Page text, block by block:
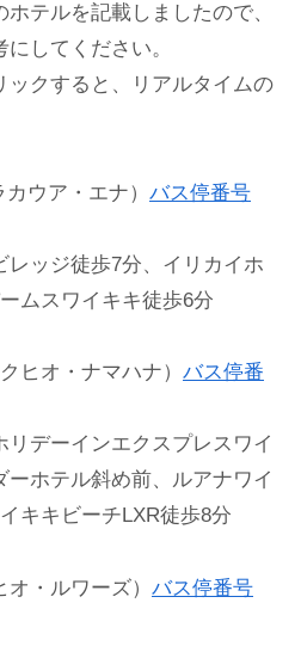
テルを記載しましたので、
してください。
ックすると、リアルタイムの
ウア・エナ） バス停番号
ッジ徒歩7分、イリカイホ
ムスワイキキ徒歩6分
ヒオ・ナマハナ） バス停番
デーインエクスプレスワイ
ホテル斜め前、ルアナワイ
キキビーチLXR徒歩8分
オ・ルワーズ） バス停番号